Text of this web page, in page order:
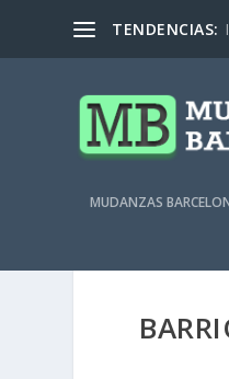
TENDENCIAS:
MUDANZAS